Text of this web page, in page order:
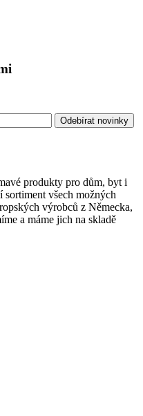
produkty pro dům, byt i
sortiment všech možných
výrobců z Německa,
a máme jich na skladě